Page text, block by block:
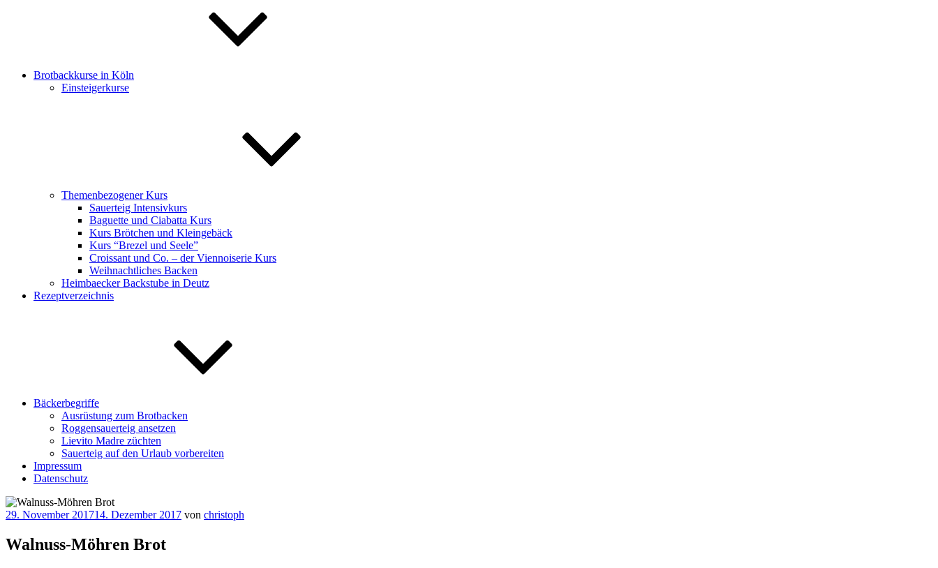
Brotbackkurse in Köln
Einsteigerkurse
Themenbezogener Kurs
Sauerteig Intensivkurs
Baguette und Ciabatta Kurs
Kurs Brötchen und Kleingebäck
Kurs “Brezel und Seele”
Croissant und Co. – der Viennoiserie Kurs
Weihnachtliches Backen
Heimbaecker Backstube in Deutz
Rezeptverzeichnis
Bäckerbegriffe
Ausrüstung zum Brotbacken
Roggensauerteig ansetzen
Lievito Madre züchten
Sauerteig auf den Urlaub vorbereiten
Impressum
Datenschutz
Veröffentlicht
29. November 201714. Dezember 2017 von christoph
Walnuss-Möhren Brot